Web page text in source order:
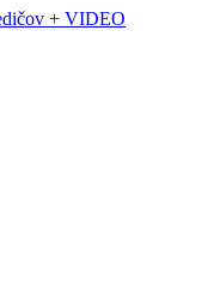
+ VIDEO